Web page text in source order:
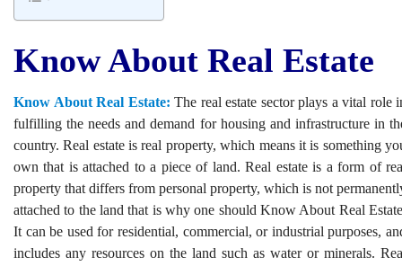
Know About Real Estate
Know About Real Estate: The real estate sector plays a vital role
fulfilling the needs and demand for housing and infrastructure in
country. Real estate is real property, which means it is something
own that is attached to a piece of land. Real estate is a form of
property that differs from personal property, which is not
attached to the land that is why one should Know About Real
It can be used for residential, commercial, or industrial purposes,
includes any resources on the land such as water or minerals.